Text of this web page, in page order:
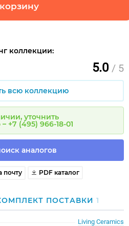
коллекции:
5.0 / 5
всю коллекцию
уточнить
+7 (495) 966-18-01
аналогов
почту PDF каталог
ПОСТАВКИ 1
Living Ceramics